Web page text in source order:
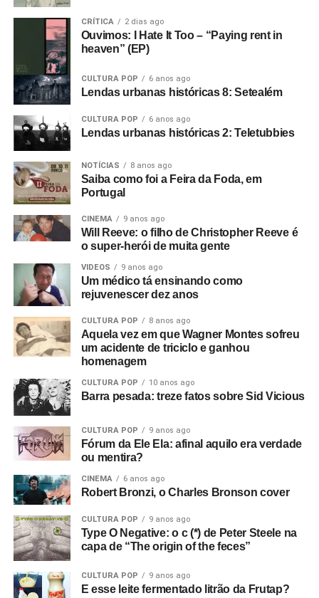
Dá o que pensar: se o Geese anda tão destacado assim,
por que é que a posição de banda principal no Primavera
Sound dependeu de uma tempestade?
RELATED TOPICS: FEATURED GEESE
GORILLAZ
MY BLOODY VALENTINE
OLIVIA RODRIGO
PRIMAVERA SOUND 2026
ROBERT SMITH
UP NEXT
Venda geral para o Rock In Rio começa hoje às
19h
DON'T MISS
O show do Cure no Primavera Sound tá no
YouTube (assista logo!)
CRÍTICA 2 dias ago
Ouvimos: I Hate It Too – “Paying rent in
heaven” (EP)
CULTURA POP 6 anos ago
Lendas urbanas históricas 8: Setealém
CULTURA POP 6 anos ago
Lendas urbanas históricas 2: Teletubbies
NOTÍCIAS 8 anos ago
Saiba como foi a Feira da Foda, em
Portugal
CINEMA 9 anos ago
Will Reeve: o filho de Christopher Reeve é
o super-herói de muita gente
VIDEOS 9 anos ago
Um médico tá ensinando como
rejuvenescer dez anos
CULTURA POP 8 anos ago
Aquela vez em que Wagner Montes sofreu
um acidente de triciclo e ganhou
homenagem
CULTURA POP 10 anos ago
Barra pesada: treze fatos sobre Sid Vicious
CULTURA POP 9 anos ago
Fórum da Ele Ela: afinal aquilo era verdade
ou mentira?
CINEMA 6 anos ago
Robert Bronzi, o Charles Bronson cover
CULTURA POP 9 anos ago
Type O Negative: o c (*) de Peter Steele na
capa de “The origin of the feces”
CULTURA POP 9 anos ago
E esse leite fermentado litrão da Frutap?